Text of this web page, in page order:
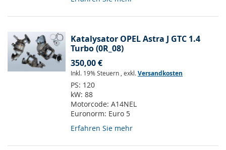
Katalysator OPEL Astra J GTC 1.4
Turbo (0R_08)
350,00 €
Inkl. 19% Steuern , exkl.Versandkosten
PS: 120
kW: 88
Motorcode: A14NEL
Euronorm: Euro 5
Erfahren Sie mehr